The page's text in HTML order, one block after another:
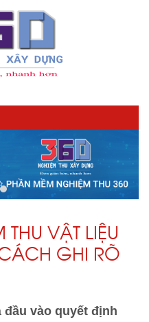
VẬT LIỆU
GHI RÕ
đầu vào quyết định